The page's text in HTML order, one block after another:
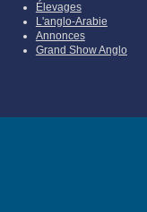
Élevages
L'anglo-Arabie
Annonces
Grand Show Anglo